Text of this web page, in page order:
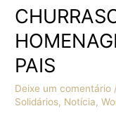
PAIS
Deixe um comentário
Solidários, Notícia,